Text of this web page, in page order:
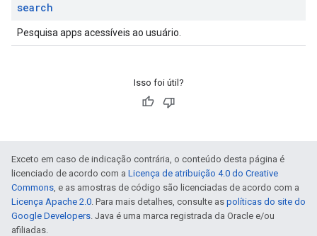
search
Pesquisa apps acessíveis ao usuário.
Isso foi útil?
Exceto em caso de indicação contrária, o conteúdo desta página é
licenciado de acordo com a Licença de atribuição 4.0 do Creative
Commons, e as amostras de código são licenciadas de acordo com a
Licença Apache 2.0. Para mais detalhes, consulte as políticas do site do
Google Developers. Java é uma marca registrada da Oracle e/ou
afiliadas.